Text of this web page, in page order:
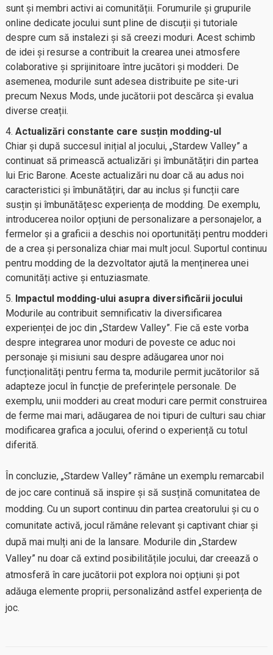
sunt și membri activi ai comunității. Forumurile și grupurile
online dedicate jocului sunt pline de discuții și tutoriale
despre cum să instalezi și să creezi moduri. Acest schimb
de idei și resurse a contribuit la crearea unei atmosfere
colaborative și sprijinitoare între jucători și modderi. De
asemenea, modurile sunt adesea distribuite pe site-uri
precum Nexus Mods, unde jucătorii pot descărca și evalua
diverse creații.
Actualizări constante care susțin modding-ul
Chiar și după succesul inițial al jocului, „Stardew Valley” a
continuat să primească actualizări și îmbunătățiri din partea
lui Eric Barone. Aceste actualizări nu doar că au adus noi
caracteristici și îmbunătățiri, dar au inclus și funcții care
susțin și îmbunătățesc experiența de modding. De exemplu,
introducerea noilor opțiuni de personalizare a personajelor, a
fermelor și a graficii a deschis noi oportunități pentru modderi
de a crea și personaliza chiar mai mult jocul. Suportul continuu
pentru modding de la dezvoltator ajută la menținerea unei
comunități active și entuziasmate.
Impactul modding-ului asupra diversificării jocului
Modurile au contribuit semnificativ la diversificarea
experienței de joc din „Stardew Valley”. Fie că este vorba
despre integrarea unor moduri de poveste ce aduc noi
personaje și misiuni sau despre adăugarea unor noi
funcționalități pentru ferma ta, modurile permit jucătorilor să
adapteze jocul în funcție de preferințele personale. De
exemplu, unii modderi au creat moduri care permit construirea
de ferme mai mari, adăugarea de noi tipuri de culturi sau chiar
modificarea grafica a jocului, oferind o experiență cu totul
diferită.
În concluzie, „Stardew Valley” rămâne un exemplu remarcabil
de joc care continuă să inspire și să susțină comunitatea de
modding. Cu un suport continuu din partea creatorului și cu o
comunitate activă, jocul rămâne relevant și captivant chiar și
după mai mulți ani de la lansare. Modurile din „Stardew
Valley” nu doar că extind posibilitățile jocului, dar creează o
atmosferă în care jucătorii pot explora noi opțiuni și pot
adăuga elemente proprii, personalizând astfel experiența de
joc.